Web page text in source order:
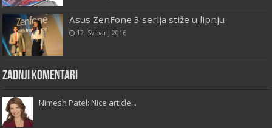
Asus ZenFone 3 serija stiže u lipnju
12. Svibanj 2016
Zadnji komentari
Nimesh Patel: Nice article...